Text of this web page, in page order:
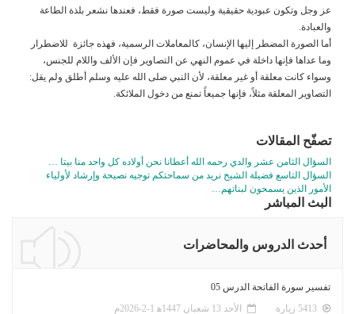
عز وجل وتكون عبودية حقيقية وليست صورة فقط، فعندها نشعر بلذة الطاعة
والعبادة.
أما الصورة المضطر إليها الإنسان، كالمعاملات الرسمية، فهذه جائزة للاضطرار
وما عداها فإنها داخلة في عموم النهي عن التصاوير فإن الألف واللام للجنس،
وسواء كانت معلقة أو غير معلقة، لأن النبي صلى الله عليه وسلم أطلق ولم يقل:
التصاوير المعلقة مثلاً، فإنها جميعاً تمنع من دخول الملائكة.
تصفّح المقالات
السؤال الثامن عشر والدي رحمه الله أعطانا نحن أولاده كل واحد منا بيتا …
السؤال التاسع فضيلة الشيخ نريد من سماحتكم توجيه نصيحة وإرشاد لأولياء
الأمور الذين يسمحون لبناتهم…
البث المباشر
أحدث الدروس والمحاضرات
تفسير سورة الفاتحة الدرس 05
الأحد 13 شعبان 1447ﻫ 1-2-2026م